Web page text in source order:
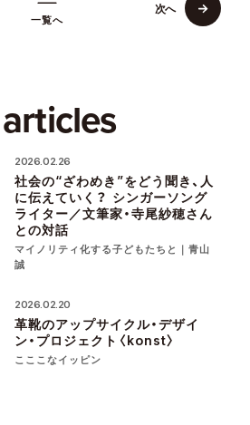
一覧へ
次へ
2026.02.26
社会の“ざわめき”をどう聞き、人
に伝えていく？ シンガーソング
ライター／文筆家・寺尾紗穂さん
との対話
マイノリティ化する子どもたちと｜青山
誠
2026.02.20
革靴のアップサイクル・デザイ
ン・プロジェクト〈konst〉
こここなイッピン